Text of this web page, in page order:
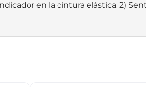
en la cintura elástica. 2)